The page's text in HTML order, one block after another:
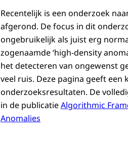
Recentelijk is een onderzoek
afgerond. De focus in dit
ongebruikelijk als juist erg
zogenaamde ‘high-density
het detecteren van ongewenst
veel ruis. Deze pagina geeft
onderzoeksresultaten. De
in de publicatieAlgorithmic
Anomalies